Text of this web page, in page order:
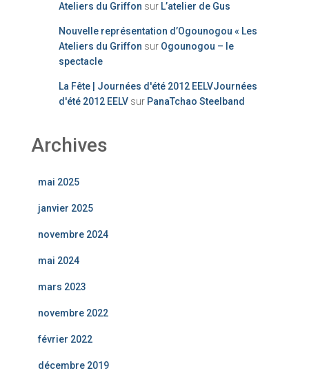
Ateliers du Griffon sur L’atelier de Gus
Nouvelle représentation d’Ogounogou « Les
Ateliers du Griffon sur Ogounogou – le
spectacle
La Fête | Journées d'été 2012 EELVJournées
d'été 2012 EELV sur PanaTchao Steelband
Archives
mai 2025
janvier 2025
novembre 2024
mai 2024
mars 2023
novembre 2022
février 2022
décembre 2019